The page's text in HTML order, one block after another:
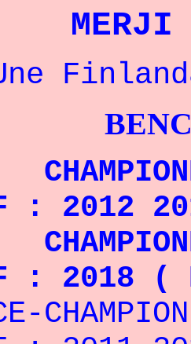
MERJI
: 2012
: 2018 (